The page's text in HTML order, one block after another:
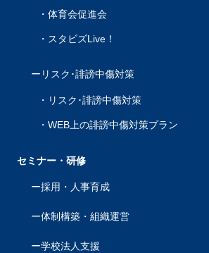
体育会促進会
スタビズLive！
リスク･誹謗中傷対策
リスク･誹謗中傷対策
WEB上の誹謗中傷対策プラン
セミナー・研修
採用・人事育成
体制構築・組織運営
学校法人支援